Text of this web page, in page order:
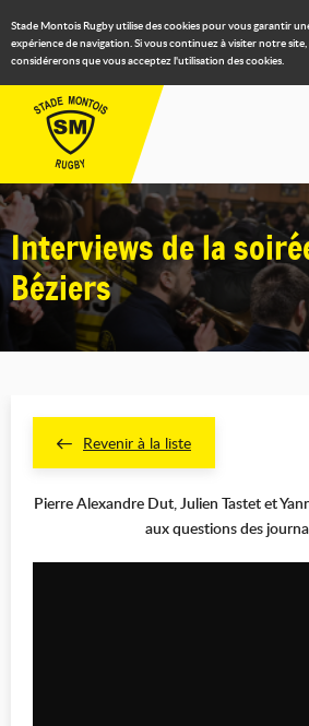
Stade Montois Rugby utilise des cookies pour vous garantir
expérience de navigation. Si vous continuez à visiter notre
considérerons que vous acceptez l'utilisation des cookies.
Interviews de la
Béziers
Revenir à la liste
Pierre Alexandre Dut, Julien Tastet et
aux questions des